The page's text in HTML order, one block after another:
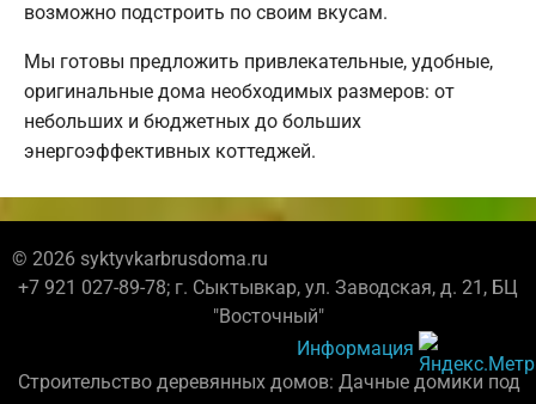
возможно подстроить по своим вкусам.
Мы готовы предложить привлекательные, удобные,
оригинальные дома необходимых размеров: от
небольших и бюджетных до больших
энергоэффективных коттеджей.
© 2026 syktyvkarbrusdoma.ru
+7 921 027-89-78; г. Сыктывкар, ул. Заводская, д. 21, БЦ
"Восточный"
Информация
Строительство деревянных домов: Дачные домики под